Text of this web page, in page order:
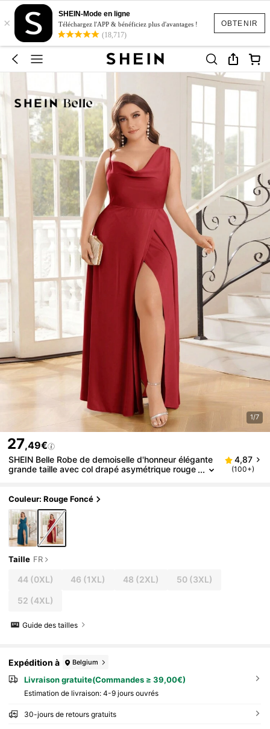
OBTENIR
×
SHEIN-Mode en ligne
Téléchargez l'APP & bénéficiez plus d'avantages !
(18,717)
1/7
27,49€
SHEIN Belle Robe de demoiselle d'honneur élégante
grande taille avec col drapé asymétrique rouge
4,87
(100+)
Couleur: Rouge Foncé
Taille FR
44(0XL) 46 (1XL) 48 (2XL) 50(3XL)
52 (4XL)
Guide des tailles
Expédition à Belgium
Livraison gratuite(Commandes ≥ 39,00€)
Estimation de livraison: 4-9 jours ouvrés
30-jours de retours gratuits